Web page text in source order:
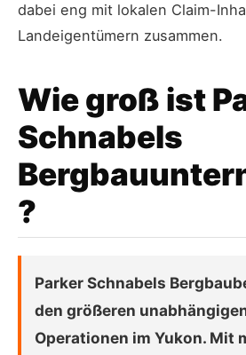
dabei eng mit lokalen Claim-
Landeigentümern zusammen.
Wie groß ist
Schnabels
?
Parker Schnabels
den größeren
Operationen im Yukon. Mit